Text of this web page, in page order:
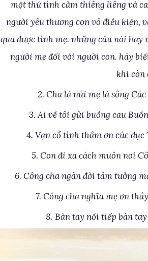
một thứ tình cảm thiêng liêng và
người yêu thương con vô điều kiện,
qua được tình mẹ. những câu nói
người mẹ đối với người con. hãy
khi còn
2. Cha là núi mẹ là sông
3. Ai về tôi gửi buồng cau
4. Vạn cổ tình thâm ơn cúc
5. Con đi xa cách muôn nơi
6. Công cha ngàn đời tâm tưởng
7. Công cha nghĩa mẹ ơn
8. Bàn tay nối tiếp bàn